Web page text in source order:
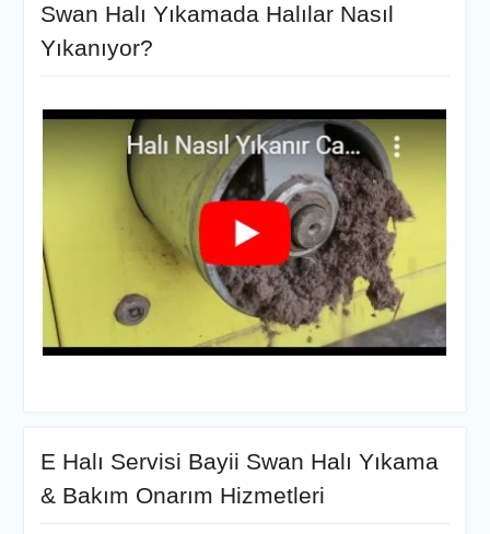
Swan Halı Yıkamada Halılar Nasıl
Yıkanıyor?
E Halı Servisi Bayii Swan Halı Yıkama
& Bakım Onarım Hizmetleri